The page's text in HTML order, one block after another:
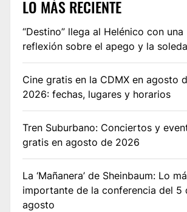
LO MÁS RECIENTE
“Destino” llega al Helénico con una
reflexión sobre el apego y la
Cine gratis en la CDMX en agosto
2026: fechas, lugares y horarios
Tren Suburbano: Conciertos y
gratis en agosto de 2026
La ‘Mañanera’ de Sheinbaum: Lo
importante de la conferencia del 5
agosto